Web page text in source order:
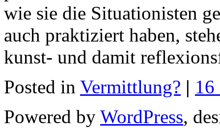
wie sie die Situationisten
auch praktiziert haben,
kunst- und damit
Posted in Vermittlung? | 16
Powered by WordPress,